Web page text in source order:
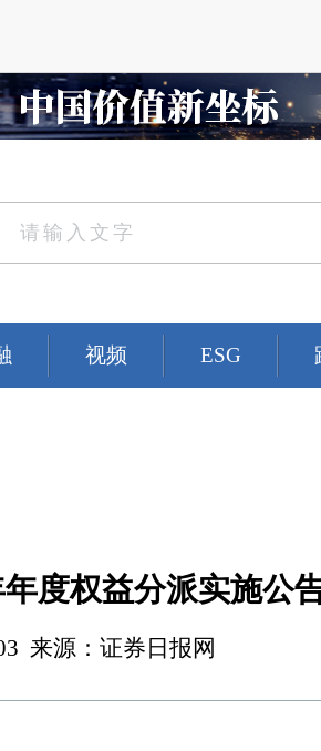
视频 ESG
度权益分派实施公
来源：证券日报网